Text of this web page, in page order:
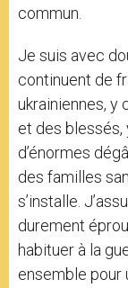
commun.
Je suis avec
continuent de
ukrainiennes, y
et des
d’énormes
des familles
s’installe.
durement
habituer à la
ensemble pour